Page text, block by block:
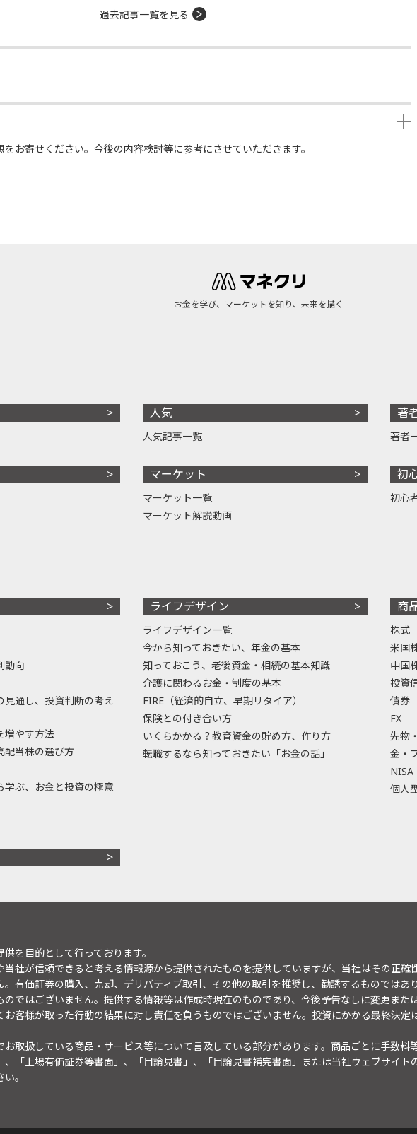
過去記事一覧を見る
をお寄せください。今後の内容検討等に参考にさせていただきます。
お金を学び、マーケットを知り、未来を描く
人気
人気記事一覧
マーケット
マーケット一覧
マーケット解説動画
著
著者
初
初心
動向
見通し、投資判断の考え
増やす方法
配当株の選び方
ぶ、お金と投資の極意
ライフデザイン
ライフデザイン一覧
今から知っておきたい、年金の基本
知っておこう、老後資金・相続の基本知識
介護に関わるお金・制度の基本
FIRE（経済的自立、早期リタイア）
保険との付き合い方
いくらかかる？教育資金の貯め方、作り方
転職するなら知っておきたい「お金の話」
商
株式
米国
中国
投資
債券
FX
先物
金・
NISA
個人
を目的として行っております。
当社が信頼できると考える情報源から提供されたものを提供していますが、当社はその正
有価証券の購入、売却、デリバティブ取引、その他の取引を推奨し、勧誘するものではあ
ではございません。提供する情報等は作成時現在のものであり、今後予告なしに変更また
お客様が取った行動の結果に対し責任を負うものではございません。投資にかかる最終決
取扱している商品・サービス等について言及している部分があります。商品ごとに手数料
、「上場有価証券等書面」、「目論見書」、「目論見書補完書面」または当社ウェブサイト
。